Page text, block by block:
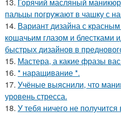
13. Горячий масляный
пальцы погружают в чашку с
14. Вариант дизайна с
кошачьим глазом и блестками
быстрых дизайнов в
15. Мастера, а какие фразы
16. * наращивание *.
17. Учёные выяснили, что
уровень стресса.
18. У тебя ничего не получится